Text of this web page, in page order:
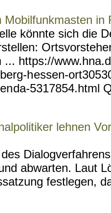
Mobilfunkmasten in
könnte sich die
... https://
hessen-
da-5317854.html
lehnen
abwarten. Laut
festlegen,